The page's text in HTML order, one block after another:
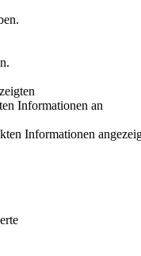
Informationen an
Informationen